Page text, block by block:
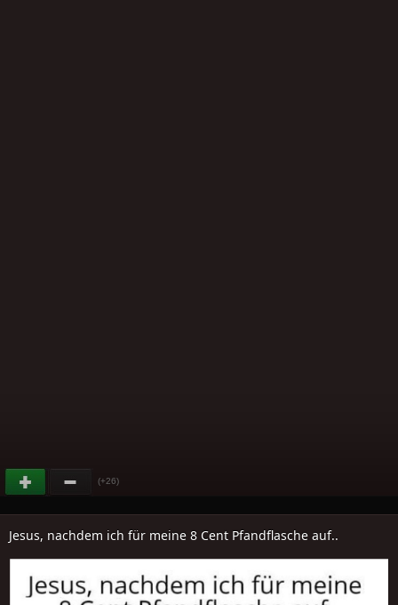
(+26)
Jesus, nachdem ich für meine 8 Cent Pfandflasche auf..